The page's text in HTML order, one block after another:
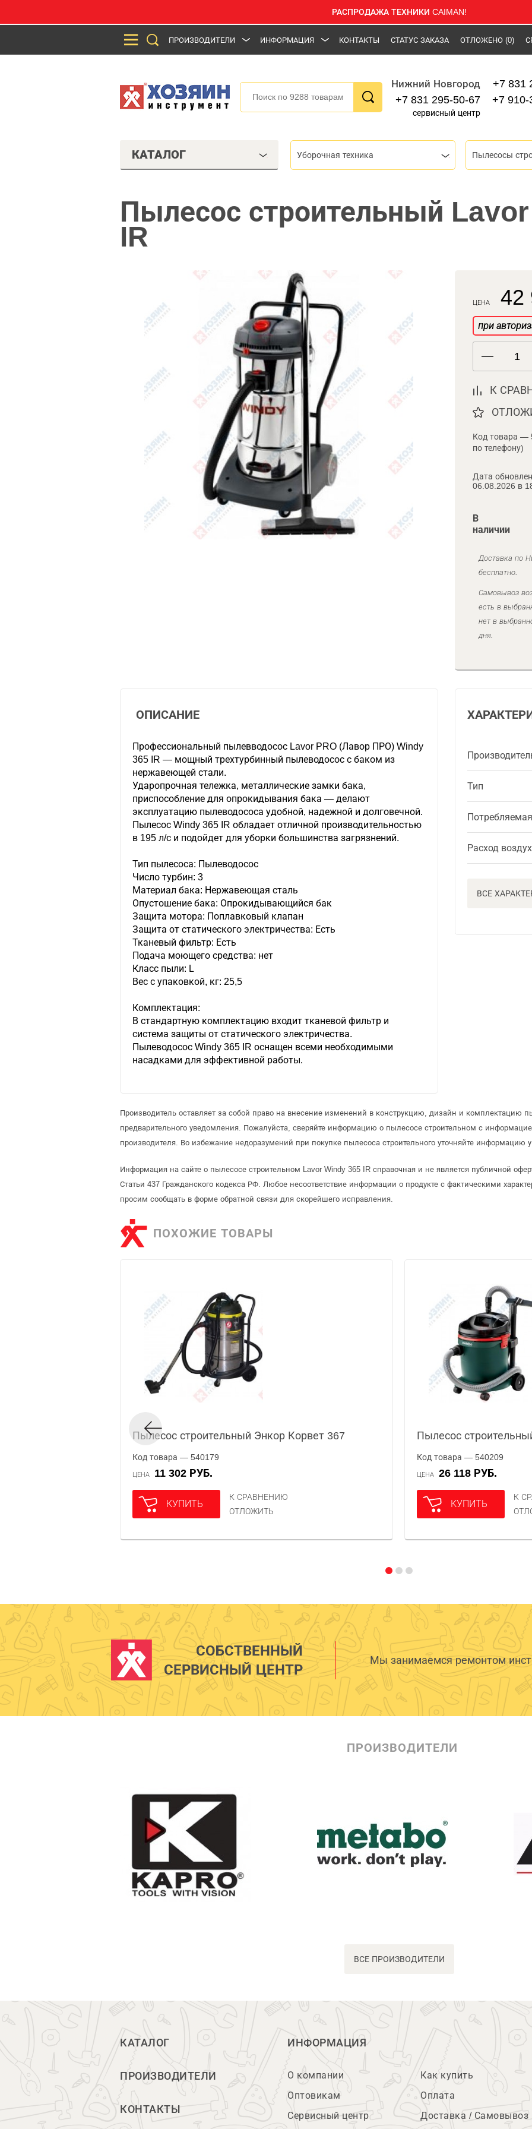
РАСПРОДАЖА ТЕХНИКИ CAIMAN!
ПРОИЗВОДИТЕЛИ ИНФОРМАЦИЯ КОНТАКТЫ СТАТУС ЗАКАЗА ОТЛОЖЕНО (0)
Нижний Новгород
+7 831 295-50-67
сервисный центр
+7 831
+7 910-
КАТАЛОГ Уборочная техника Пылесосы
Пылесос строительный
IR
ЦЕНА 42
при
К
Код товара —
по телефону)
Дата
06.08.2026 в
В
наличии
Доставка по
бесплатно.
Самовывоз
есть в
нет в
дня.
Тип
Расход
ВСЕ
ОПИСАНИЕ
Профессиональный пылевводосос Lavor PRO (Лавор ПРО) Windy
365 IR — мощный трехтурбинный пылеводосос с баком из
нержавеющей стали.
Ударопрочная тележка, металлические замки бака,
приспособление для опрокидывания бака — делают
эксплуатацию пылеводососа удобной, надежной и долговечной.
Пылесос Windy 365 IR обладает отличной производительностью
в 195 л/с и подойдет для уборки большинства загрязнений.
Тип пылесоса: Пылеводосос
Число турбин: 3
Материал бака: Нержавеющая сталь
Опустошение бака: Опрокидывающийся бак
Защита мотора: Поплавковый клапан
Защита от статического электричества: Есть
Тканевый фильтр: Есть
Подача моющего средства: нет
Класс пыли: L
Вес с упаковкой, кг: 25,5
Комплектация:
В стандартную комплектацию входит тканевой фильтр и
система защиты от статического электричества.
Пылеводосос Windy 365 IR оснащен всеми необходимыми
насадками для эффективной работы.
Производитель оставляет за собой право на внесение изменений в конструкцию, дизайн и комплектацию
предварительного уведомления. Пожалуйста, сверяйте информацию о пылесосе строительном с
производителя. Во избежание недоразумений при покупке пылесоса строительного уточняйте информацию у
Информация на сайте о пылесосе строительном Lavor Windy 365 IR справочная и не является публичной
Статьи 437 Гражданского кодекса РФ. Любое несоответствие информации о продукте с фактическими
просим сообщать в форме обратной связи для скорейшего исправления.
ПОХОЖИЕ ТОВАРЫ
Пылесос строительный Энкор Корвет 367
Код товара — 540179
ЦЕНА 11 302 РУБ.
КУПИТЬ
К СРАВНЕНИЮ
ОТЛОЖИТЬ
Пылесос
Код товара — 540209
ЦЕНА 26 118 РУБ.
КУПИТЬ
К
СОБСТВЕННЫЙ
СЕРВИСНЫЙ ЦЕНТР
Мы занимаемся ремонтом
ПРОИЗВОДИТЕЛИ
ВСЕ ПРОИЗВОДИТЕЛИ
КАТАЛОГ
ПРОИЗВОДИТЕЛИ
КОНТАКТЫ
ИНФОРМАЦИЯ
О компании
Оптовикам
Сервисный центр
Как купить
Оплата
Доставка / Самовывоз